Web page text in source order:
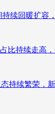
续回暖扩容
比持续走高
续繁荣，